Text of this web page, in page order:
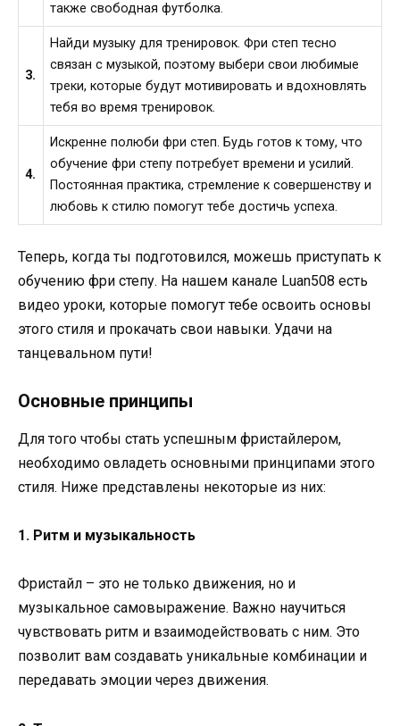
также свободная футболка.
3.
Найди музыку для тренировок. Фри степ тесно
связан с музыкой, поэтому выбери свои любимые
треки, которые будут мотивировать и вдохновлять
тебя во время тренировок.
4.
Искренне полюби фри степ. Будь готов к тому, что
обучение фри степу потребует времени и усилий.
Постоянная практика, стремление к совершенству и
любовь к стилю помогут тебе достичь успеха.
Теперь, когда ты подготовился, можешь приступать к
обучению фри степу. На нашем канале Luan508 есть
видео уроки, которые помогут тебе освоить основы
этого стиля и прокачать свои навыки. Удачи на
танцевальном пути!
Основные принципы
Для того чтобы стать успешным фристайлером,
необходимо овладеть основными принципами этого
стиля. Ниже представлены некоторые из них:
1. Ритм и музыкальность
Фристайл – это не только движения, но и
музыкальное самовыражение. Важно научиться
чувствовать ритм и взаимодействовать с ним. Это
позволит вам создавать уникальные комбинации и
передавать эмоции через движения.